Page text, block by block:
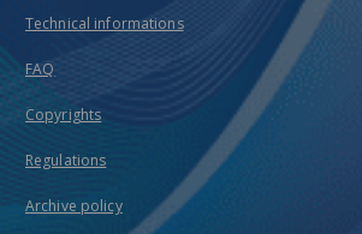
Technical informations
FAQ
Copyrights
Regulations
Archive policy